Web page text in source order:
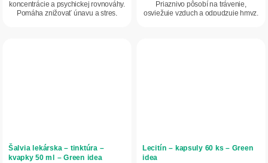
koncentrácie a psychickej rovnováhy.
Pomáha znižovať únavu a stres,
Priaznivo pôsobí na trávenie,
osviežuje vzduch a odpudzuje hmyz.
Šalvia lekárska – tinktúra –
kvapky 50 ml – Green idea
Lecitín – kapsuly 60 ks – Green
idea